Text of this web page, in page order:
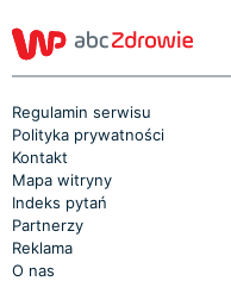
Regulamin serwisu
Polityka prywatności
Kontakt
Mapa witryny
Indeks pytań
Partnerzy
Reklama
O nas